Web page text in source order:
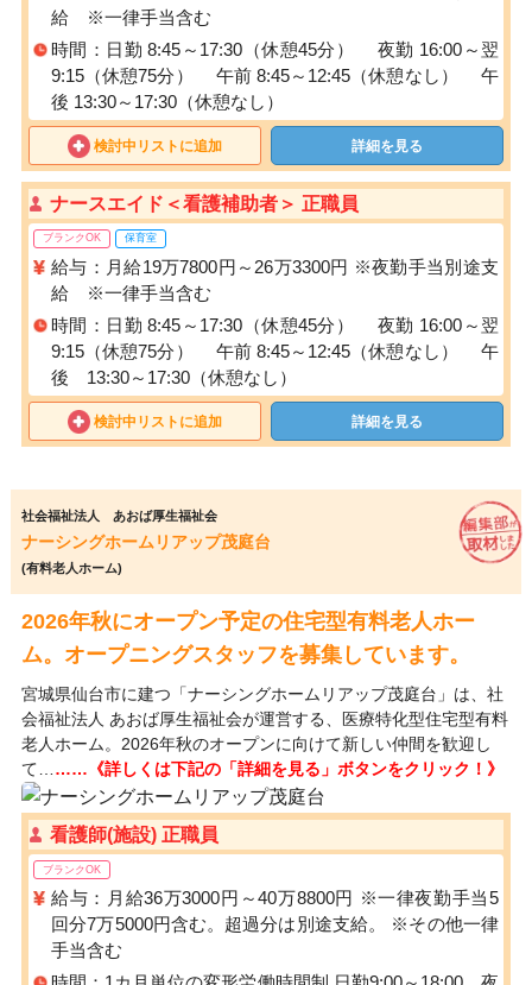
給 ※一律手当含む
時間：日勤 8:45～17:30（休憩45分） 夜勤 16:00～翌
9:15（休憩75分） 午前 8:45～12:45（休憩なし） 午
後 13:30～17:30（休憩なし）
検討中リストに追加 詳細を見る
ナースエイド＜看護補助者＞ 正職員
ブランクOK 保育室
給与：月給19万7800円～26万3300円 ※夜勤手当別途支
給 ※一律手当含む
時間：日勤 8:45～17:30（休憩45分） 夜勤 16:00～翌
9:15（休憩75分） 午前 8:45～12:45（休憩なし） 午
後 13:30～17:30（休憩なし）
検討中リストに追加 詳細を見る
社会福祉法人 あおば厚生福祉会
ナーシングホームリアップ茂庭台
(有料老人ホーム)
2026年秋にオープン予定の住宅型有料老人ホー
ム。オープニングスタッフを募集しています。
宮城県仙台市に建つ「ナーシングホームリアップ茂庭台」は、社
会福祉法人 あおば厚生福祉会が運営する、医療特化型住宅型有料
老人ホーム。2026年秋のオープンに向けて新しい仲間を歓迎し
て… ……《詳しくは下記の「詳細を見る」ボタンをクリック！》
看護師(施設) 正職員
ブランクOK
給与：月給36万3000円～40万8800円 ※一律夜勤手当5
回分7万5000円含む。超過分は別途支給。 ※その他一律
手当含む